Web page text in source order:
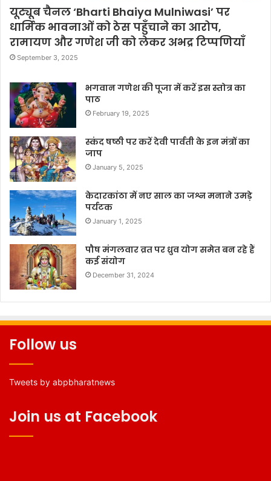
यूट्यूब चैनल ‘Bharti Bhaiya Mulniwasi’ पर
धार्मिक भावनाओं को ठेस पहुँचाने का आरोप,
रामायण और गणेश जी को लेकर अभद्र टिप्पणियाँ
September 3, 2025
भगवान गणेश की पूजा में करें इस स्तोत्र का
पाठ
February 19, 2025
स्कंद षष्ठी पर करें देवी पार्वती के इन मंत्रों का
जाप
January 5, 2025
केदारकांठा में नए साल का जश्न मनाने उमड़े
पर्यटक
January 1, 2025
पौष मंगलवार व्रत पर ध्रुव योग समेत बन रहे हैं
कई संयोग
December 31, 2024
Follow us
Tweets by abpbharatnews
Join us at Facebook